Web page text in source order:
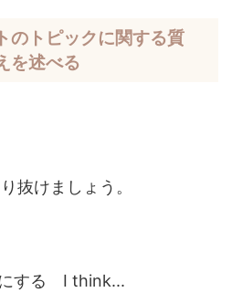
のトピックに関する質
を述べる
抜けましょう。
にする I think...